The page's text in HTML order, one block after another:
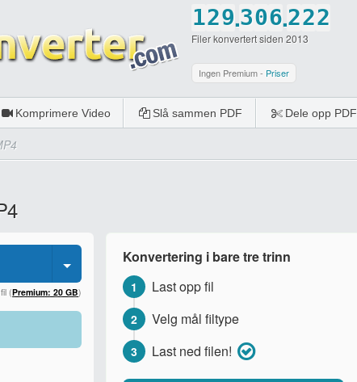
1
2
3
4
5
6
0
2
3
4
5
6
7
9
0
.3
4
5
6
7
8
0
1
2
3
4
5
9
6
7
8
9
0
.2
3
4
5
6
7
2
3
5
6
7
2
5
6
7
Filer konvertert siden 2013
Ingen Premium - Priser
Komprimere Video Slå sammen PDF Dele opp PDF
(Premium: 20 GB)
Konvertering i bare tre trinn
1 Last opp fil
2 Velg mål filtype
3 Last ned filen!